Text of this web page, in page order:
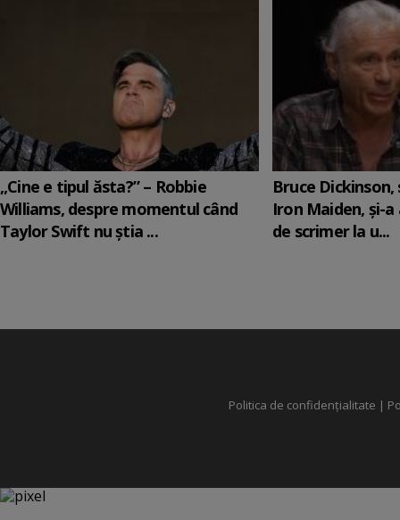
„Cine e tipul ăsta?” – Robbie
Williams, despre momentul când
Taylor Swift nu știa ...
Bruce
Iron Maiden, şi-
de scrimer la u...
Politica de confidențialitate |